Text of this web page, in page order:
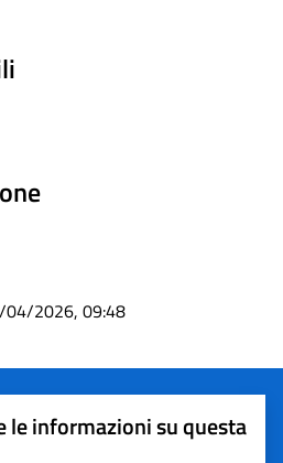
04/2026, 09:48
le informazioni su questa